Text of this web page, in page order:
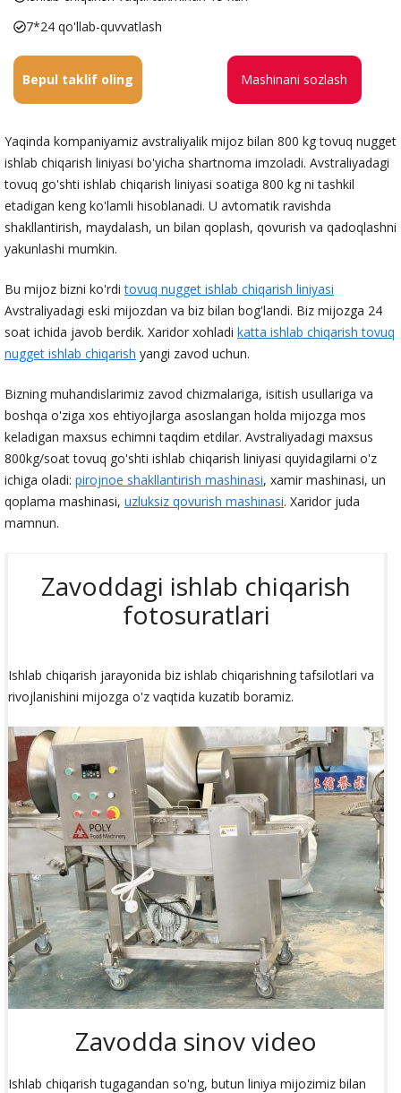
7*24 qo'llab-quvvatlash
Bepul taklif oling Mashinani sozlash
Yaqinda kompaniyamiz avstraliyalik mijoz bilan 800 kg tovuq nugget
ishlab chiqarish liniyasi bo'yicha shartnoma imzoladi. Avstraliyadagi
tovuq go'shti ishlab chiqarish liniyasi soatiga 800 kg ni tashkil
etadigan keng ko'lamli hisoblanadi. U avtomatik ravishda
shakllantirish, maydalash, un bilan qoplash, qovurish va qadoqlashni
yakunlashi mumkin.
Bu mijoz bizni ko'rditovuq nugget ishlab chiqarish liniyasi
Avstraliyadagi eski mijozdan va biz bilan bog'landi. Biz mijozga 24
soat ichida javob berdik. Xaridor xohladi katta ishlab chiqarish tovuq
nugget ishlab chiqarish yangi zavod uchun.
Bizning muhandislarimiz zavod chizmalariga, isitish usullariga va
boshqa o'ziga xos ehtiyojlarga asoslangan holda mijozga mos
keladigan maxsus echimni taqdim etdilar. Avstraliyadagi maxsus
800kg/soat tovuq go'shti ishlab chiqarish liniyasi quyidagilarni o'z
ichiga oladi: pirojnoe shakllantirish mashinasi, xamir mashinasi, un
qoplama mashinasi, uzluksiz qovurish mashinasi. Xaridor juda
mamnun.
Zavoddagi ishlab chiqarish
fotosuratlari
Ishlab chiqarish jarayonida biz ishlab chiqarishning tafsilotlari va
rivojlanishini mijozga o'z vaqtida kuzatib boramiz.
Zavodda sinov video
Ishlab chiqarish tugagandan so'ng, butun liniya mijozimiz bilan